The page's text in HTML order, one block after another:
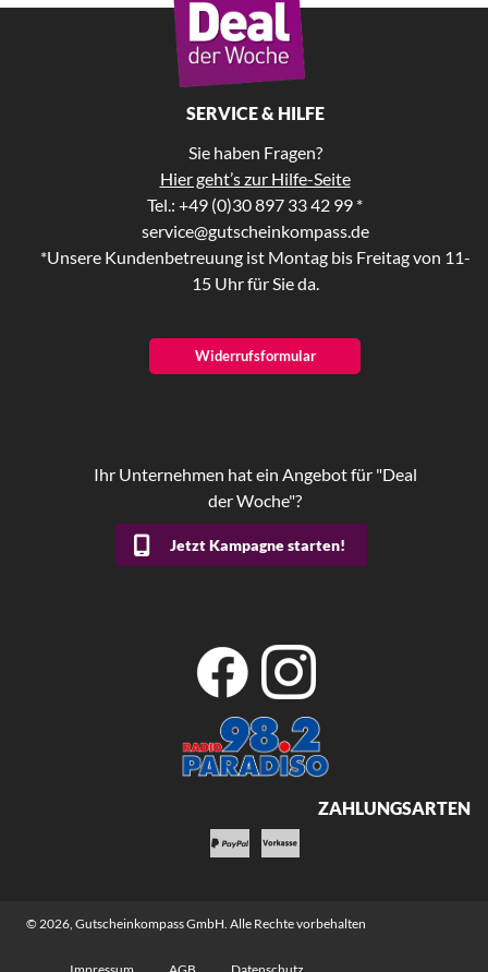
SERVICE & HILFE
Sie haben Fragen?
Hier geht’s zur Hilfe-Seite
Tel.: +49 (0)30 897 33 42 99 *
service@gutscheinkompass.de
*Unsere Kundenbetreuung ist Montag bis Freitag von 11-
15 Uhr für Sie da.
Widerrufsformular
Ihr Unternehmen hat ein Angebot für "Deal
der Woche"?
Jetzt Kampagne starten!
ZAHLUNGSARTEN
© 2026, Gutscheinkompass GmbH . Alle Rechte vorbehalten